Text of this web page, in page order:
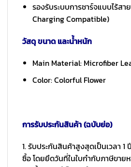
รองรับระบบการชาร์จแบบไร้สา
Charging Compatible)
วัสดุ ขนาด และน้ำหนัก
Main Material: Microfiber
Color: Colorful Flower
การรับประกันสินค้า (ฉบับย่อ)
1. รับประกันสินค้าสูงสุดเป็นเวลา
ซื้อ โดยยึดวันที่ในใบกำกับภาษีขาย